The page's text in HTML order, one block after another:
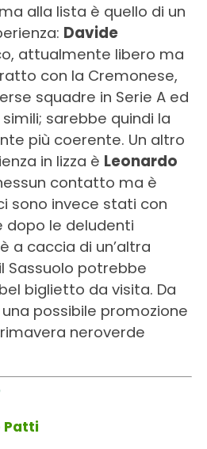
alla lista è quello di un
Davide
attualmente libero ma
con la Cremonese,
squadre in Serie A ed
sarebbe quindi la
più coerente. Un altro
in lizza è Leonardo
contatto ma è
sono invece stati con
dopo le deludenti
a caccia di un’altra
Sassuolo potrebbe
biglietto da visita. Da
possibile promozione
neroverde
Patti